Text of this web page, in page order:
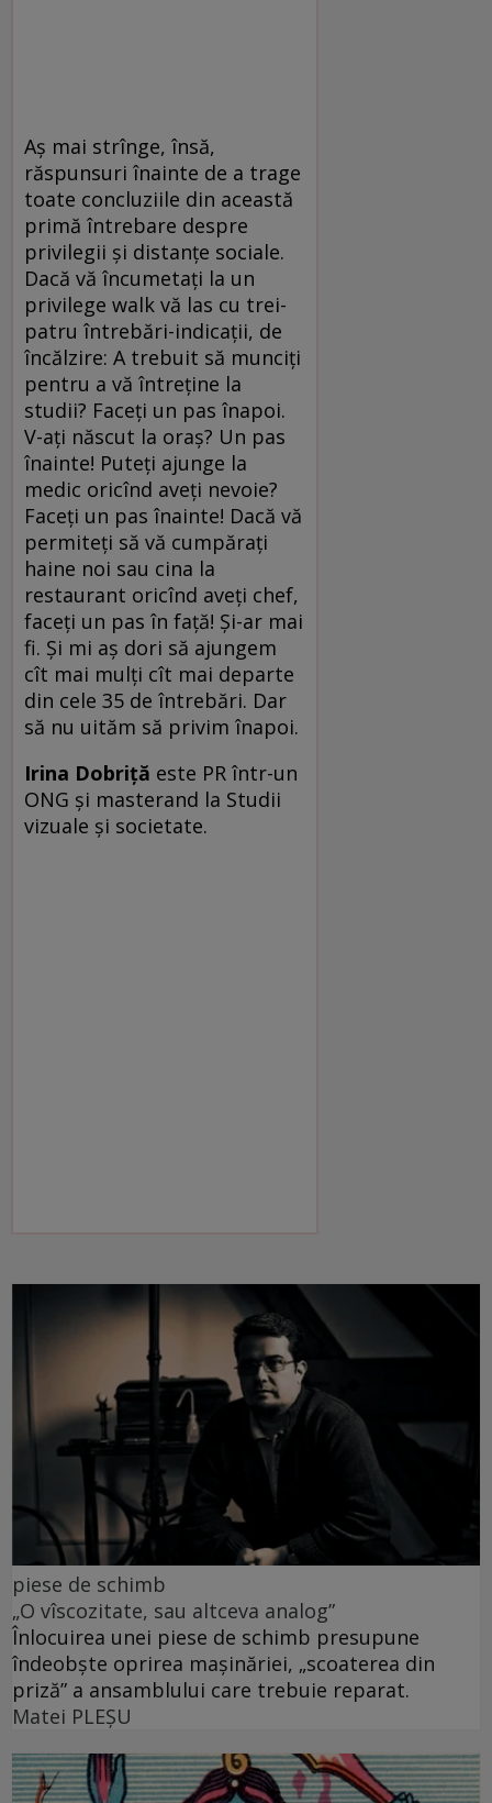
Aș mai strînge, însă,
răspunsuri înainte de a trage
toate concluziile din această
primă întrebare despre
privilegii și distanțe sociale.
Dacă vă încumetați la un
privilege ­walk vă las cu trei-
patru întrebări-indicații, de
încălzire: A trebuit să munciți
pentru a vă întreține la
studii? Faceți un pas înapoi.
V-ați născut la oraș? Un pas
înainte! Puteți ajunge la
medic oricînd aveți nevoie?
Faceți un pas înainte! Dacă vă
permiteți să vă cumpărați
haine noi sau cina la
restaurant oricînd aveți chef,
faceți un pas în față! Și-ar mai
fi. Și mi aș dori să ajungem
cît mai mulți cît mai departe
din cele 35 de întrebări. Dar
să nu uităm să privim înapoi.
Irina Dobriță este PR într-un
ONG și masterand la Studii
vizuale și societate.
piese de schimb
„O vîscozitate, sau altceva analog”
Înlocuirea unei piese de schimb presupune
îndeobște oprirea mașinăriei, „scoaterea din
priză” a ansamblului care trebuie reparat.
Matei PLEŞU